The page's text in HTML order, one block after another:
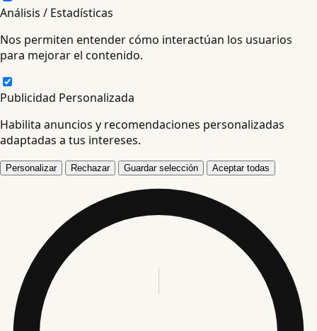
Análisis / Estadísticas
Nos permiten entender cómo interactúan los usuarios
para mejorar el contenido.
Publicidad Personalizada
Habilita anuncios y recomendaciones personalizadas
adaptadas a tus intereses.
Personalizar Rechazar Guardar selección Aceptar todas